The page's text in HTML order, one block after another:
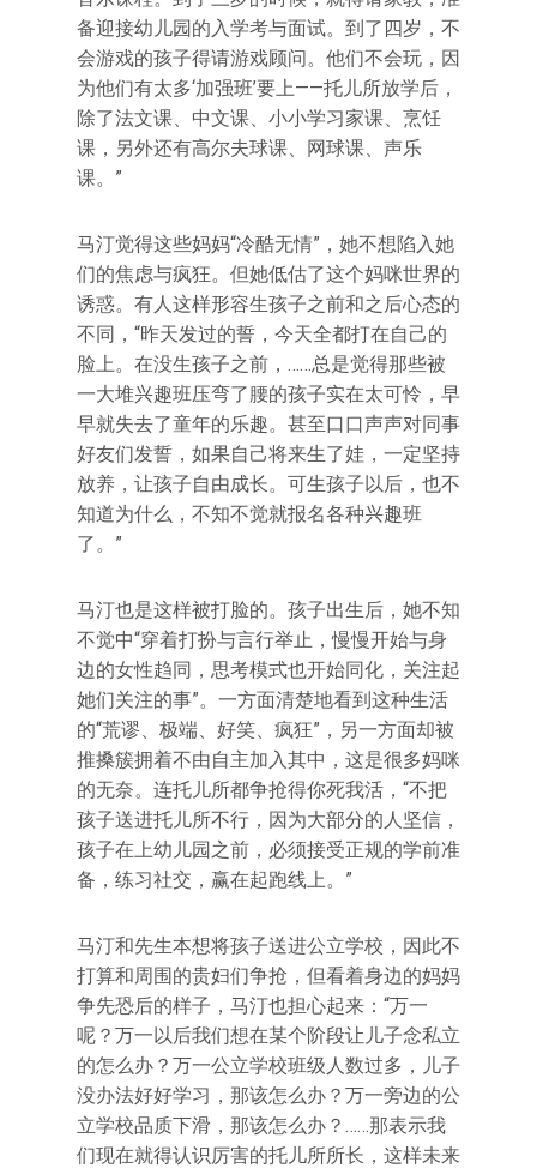
备迎接幼儿园的入学考与面试。到了四岁，不
会游戏的孩子得请游戏顾问。他们不会玩，因
为他们有太多‘加强班’要上——托儿所放学后，
除了法文课、中文课、小小学习家课、烹饪
课，另外还有高尔夫球课、网球课、声乐
课。”
马汀觉得这些妈妈“冷酷无情”，她不想陷入她
们的焦虑与疯狂。但她低估了这个妈咪世界的
诱惑。有人这样形容生孩子之前和之后心态的
不同，“昨天发过的誓，今天全都打在自己的
脸上。在没生孩子之前，……总是觉得那些被
一大堆兴趣班压弯了腰的孩子实在太可怜，早
早就失去了童年的乐趣。甚至口口声声对同事
好友们发誓，如果自己将来生了娃，一定坚持
放养，让孩子自由成长。可生孩子以后，也不
知道为什么，不知不觉就报名各种兴趣班
了。”
马汀也是这样被打脸的。孩子出生后，她不知
不觉中“穿着打扮与言行举止，慢慢开始与身
边的女性趋同，思考模式也开始同化，关注起
她们关注的事”。一方面清楚地看到这种生活
的“荒谬、极端、好笑、疯狂”，另一方面却被
推搡簇拥着不由自主加入其中，这是很多妈咪
的无奈。连托儿所都争抢得你死我活，“不把
孩子送进托儿所不行，因为大部分的人坚信，
孩子在上幼儿园之前，必须接受正规的学前准
备，练习社交，赢在起跑线上。”
马汀和先生本想将孩子送进公立学校，因此不
打算和周围的贵妇们争抢，但看着身边的妈妈
争先恐后的样子，马汀也担心起来：“万一
呢？万一以后我们想在某个阶段让儿子念私立
的怎么办？万一公立学校班级人数过多，儿子
没办法好好学习，那该怎么办？万一旁边的公
立学校品质下滑，那该怎么办？……那表示我
们现在就得认识厉害的托儿所所长，这样未来